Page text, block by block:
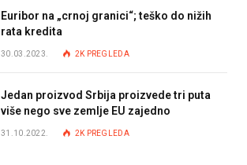
Euribor na „crnoj granici“; teško do nižih
rata kredita
30.03.2023. 2K PREGLEDA
Jedan proizvod Srbija proizvede tri puta
više nego sve zemlje EU zajedno
31.10.2022. 2K PREGLEDA